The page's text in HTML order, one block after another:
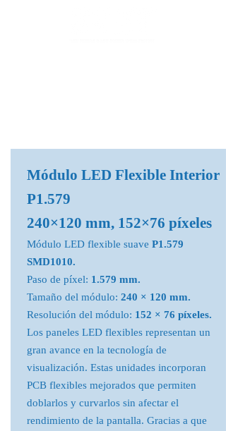
Módulo LED Flexible Interior
P1.579
240×120 mm, 152×76 píxeles
Módulo LED flexible suave P1.579
SMD1010.
Paso de píxel: 1.579 mm.
Tamaño del módulo: 240 × 120 mm.
Resolución del módulo: 152 × 76 píxeles.
Los paneles LED flexibles representan un
gran avance en la tecnología de
visualización. Estas unidades incorporan
PCB flexibles mejorados que permiten
doblarlos y curvarlos sin afectar el
rendimiento de la pantalla. Gracias a que